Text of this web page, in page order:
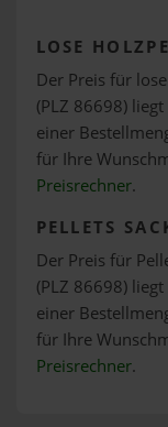
LOSE
Der Preis für
(PLZ 86698)
einer
für Ihre
Preisrechner.
PELLETS
Der Preis für
(PLZ 86698)
einer
für Ihre
Preisrechner.